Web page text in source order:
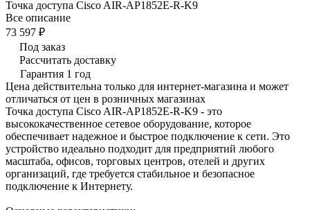
Точка доступа Cisco AIR-AP1852E-R-K9
Все описание
73 597 ₽
Под заказ
Рассчитать доставку
Гарантия 1 год
Цена действительна только для интернет-магазина и может
отличаться от цен в розничных магазинах
Точка доступа Cisco AIR-AP1852E-R-K9 - это
высококачественное сетевое оборудование, которое
обеспечивает надежное и быстрое подключение к сети. Это
устройство идеально подходит для предприятий любого
масштаба, офисов, торговых центров, отелей и других
организаций, где требуется стабильное и безопасное
подключение к Интернету.